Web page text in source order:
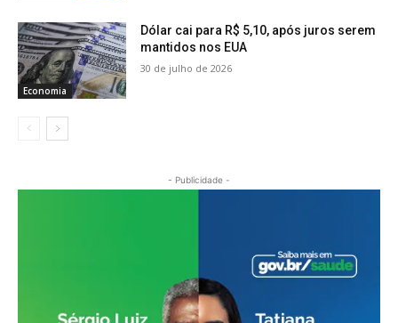
Economia
Dólar cai para R$ 5,10, após juros serem
mantidos nos EUA
30 de julho de 2026
- Publicidade -